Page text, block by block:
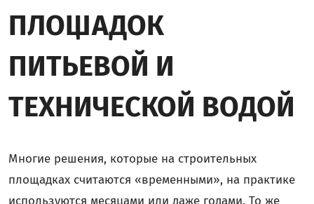
ПЛОЩАДОК
ПИТЬЕВОЙ И
ТЕХНИЧЕСКОЙ ВОДОЙ
Многие решения, которые на строительных
площадках считаются «временными», на практике
используются месяцами или даже годами. То же